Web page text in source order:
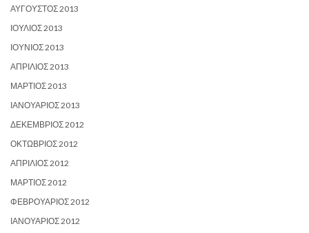
ΑΎΓΟΥΣΤΟΣ 2013
ΙΟΎΛΙΟΣ 2013
ΙΟΎΝΙΟΣ 2013
ΑΠΡΊΛΙΟΣ 2013
ΜΆΡΤΙΟΣ 2013
ΙΑΝΟΥΆΡΙΟΣ 2013
ΔΕΚΈΜΒΡΙΟΣ 2012
ΟΚΤΏΒΡΙΟΣ 2012
ΑΠΡΊΛΙΟΣ 2012
ΜΆΡΤΙΟΣ 2012
ΦΕΒΡΟΥΆΡΙΟΣ 2012
ΙΑΝΟΥΆΡΙΟΣ 2012